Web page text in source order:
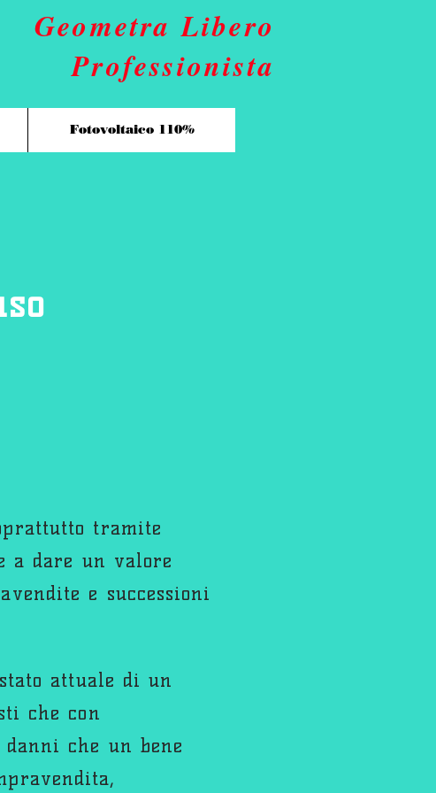
Geometra Libero
Professionista
Fotovoltaico 110%
tramite
a dare un valore
e successioni
attuale di un
che con
che un bene